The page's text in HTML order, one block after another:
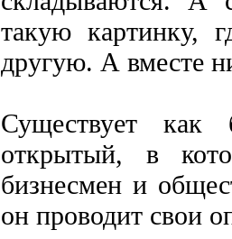
такую картинку,
другую. А вместе
Существует
открытый, в
бизнесмен и
он проводит свои